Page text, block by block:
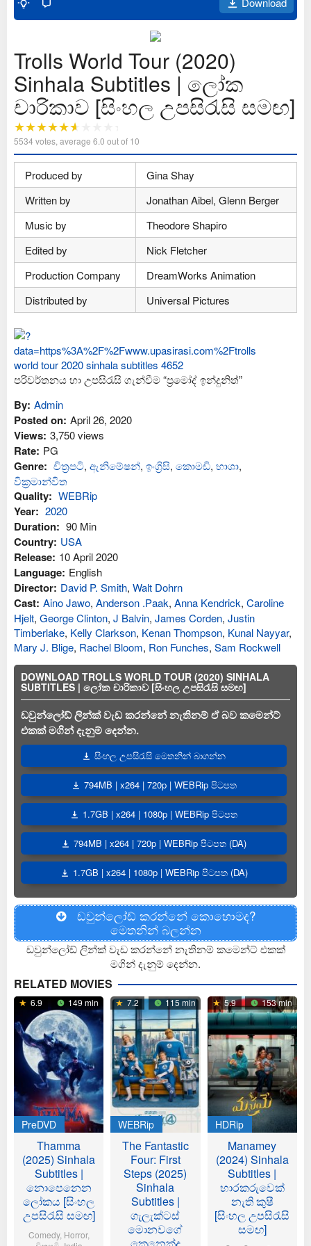
Trolls World Tour (2020)
Sinhala Subtitles | ලෝක
චාරිකාව [සිංහල උපසිරැසි සමඟ]
5534 votes, average 6.0 out of 10
Produced by
Gina Shay
Written by
Jonathan Aibel, Glenn Berger
Music by
Theodore Shapiro
Edited by
Nick Fletcher
Production Company
DreamWorks Animation
Distributed by
Universal Pictures
පරිවර්තනය හා උපසිරැසි ගැන්වීම “ප්‍රමෝද් ඉන්දුනිත්”
By: Admin
Posted on: April 26, 2020
Views: 3,750 views
Rate: PG
Genre: චිත්‍රපටි, ඇනිමේෂන්, ඉංග්‍රිසි, කොමඩි, භාශා,
වික්‍රමාන්විත
Quality: WEBRip
Year: 2020
Duration: 90 Min
Country: USA
Release: 10 April 2020
Language: English
Director: David P. Smith, Walt Dohrn
Cast: Aino Jawo, Anderson .Paak, Anna Kendrick, Caroline
Hjelt, George Clinton, J Balvin, James Corden, Justin
Timberlake, Kelly Clarkson, Kenan Thompson, Kunal Nayyar,
Mary J. Blige, Rachel Bloom, Ron Funches, Sam Rockwell
DOWNLOAD TROLLS WORLD TOUR (2020) SINHALA
SUBTITLES | ලෝක චාරිකාව [සිංහල උපසිරැසි සමඟ]
ඩවුන්ලෝඩ් ලින්ක් වැඩ කරන්නේ නැතිනම් ඒ බව කමෙන්ට්
එකක් මගින් දැනුම් දෙන්න.
සිංහල උපසිරැසි මෙතනින් බාගන්න
794MB | x264 | 720p | WEBRip පිටපත
1.7GB | x264 | 1080p | WEBRip පිටපත
794MB | x264 | 720p | WEBRip පිටපත (DA)
1.7GB | x264 | 1080p | WEBRip පිටපත (DA)
ඩවුන්ලෝඩ් කරන්නේ කොහොමද?
මෙතනින් බලන්න
ඩවුන්ලෝඩ් ලින්ක් වැඩ කරන්නේ නැතිනම් කමෙන්ට් එකක්
මගින් දැනුම් දෙන්න.
RELATED MOVIES
6.9 149 min
PreDVD
Thamma
(2025) Sinhala
Subtitles |
නොපෙනෙන
ලෝකය [සිංහල
උපසිරැසි සමඟ]
Comedy, Horror,
7.2 115 min
WEBRip
The Fantastic
Four: First
Steps (2025)
Sinhala
Subtitles |
ගැලැක්ටස්
මොනවගේ
කෙනෙක්ද
5.9 153 min
HDRip
Manamey
(2024) Sinhala
Subtitles |
භාරකරුවෙක්
නැති කුෂී
[සිංහල උපසිරැසි
සමඟ]